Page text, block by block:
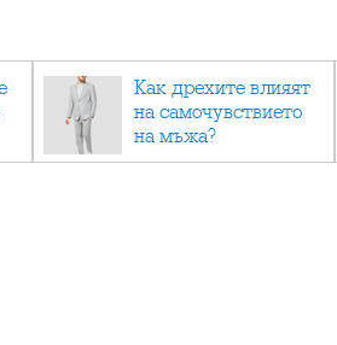
Как дрехите влияят
на самочувствието
на мъжа?